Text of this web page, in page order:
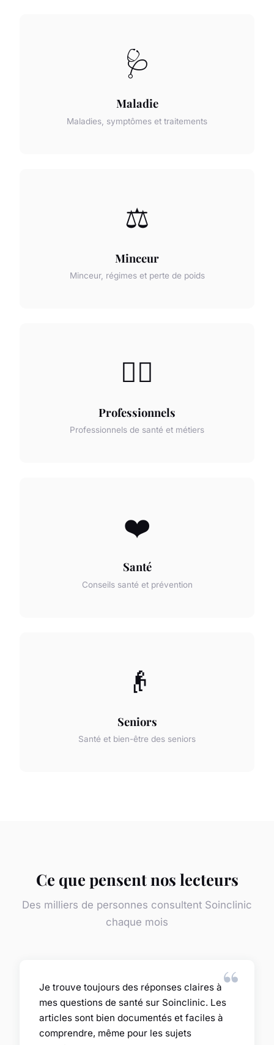
🩺
Maladie
Maladies, symptômes et traitements
⚖️
Minceur
Minceur, régimes et perte de poids
👨‍⚕️
Professionnels
Professionnels de santé et métiers
❤️
Santé
Conseils santé et prévention
👴
Seniors
Santé et bien-être des seniors
Ce que pensent nos lecteurs
Des milliers de personnes consultent Soinclinic
chaque mois
Je trouve toujours des réponses claires à
mes questions de santé sur Soinclinic. Les
articles sont bien documentés et faciles à
comprendre, même pour les sujets